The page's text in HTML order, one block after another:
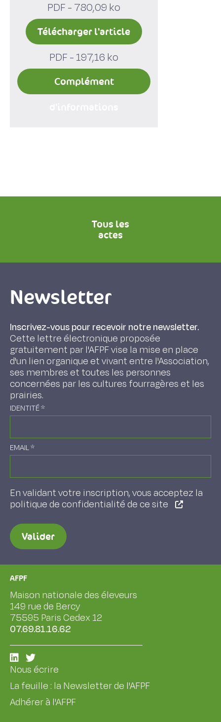
PDF - 780,09 ko
Télécharger l'article
PDF - 197,16 ko
Complément
Tous les
actes
Newsletter
Inscrivez-vous pour recevoir notre newsletter.
Cette lettre électronique proposée
gratuitement par l'AFPF vise la mise en place
d'un lien organique et vivant entre l'Association,
ses membres et toutes les personnes
concernées par les cultures fourragères et les
prairies.
IDENTITÉ*
EMAIL*
En validant votre inscription, vous acceptez la
politique de confidentialité de ce site
Valider
AFPF
Maison nationale des éleveurs
149 rue de Bercy
75595 Paris Cedex 12
07.69.81.16.62
Nous écrire
La feuille : la Newsletter de l'AFPF
Adhérer à l'AFPF